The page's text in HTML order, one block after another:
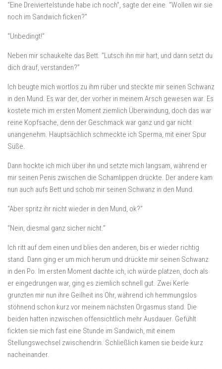
“Eine Dreiviertelstunde habe ich noch”, sagte der eine. “Wollen wir sie
noch im Sandwich ficken?”
“Unbedingt!”
Neben mir schaukelte das Bett. “Lutsch ihn mir hart, und dann setzt du
dich drauf, verstanden?”
Ich beugte mich wortlos zu ihm rüber und steckte mir seinen Schwanz
in den Mund. Es war der, der vorher in meinem Arsch gewesen war. Es
kostete mich im ersten Moment ziemlich Überwindung, doch das war
reine Kopfsache, denn der Geschmack war ganz und gar nicht
unangenehm. Hauptsächlich schmeckte ich Sperma, mit einer Spur
Süße.
Dann hockte ich mich über ihn und setzte mich langsam, während er
mir seinen Penis zwischen die Schamlippen drückte. Der andere kam
nun auch aufs Bett und schob mir seinen Schwanz in den Mund.
“Aber spritz ihr nicht wieder in den Mund, ok?”
“Nein, diesmal ganz sicher nicht.”
Ich ritt auf dem einen und blies den anderen, bis er wieder richtig
stand. Dann ging er um mich herum und drückte mir seinen Schwanz
in den Po. Im ersten Moment dachte ich, ich würde platzen, doch als
er eingedrungen war, ging es ziemlich schnell gut. Zwei Kerle
grunzten mir nun ihre Geilheit ins Ohr, während ich hemmungslos
stöhnend schon kurz vor meinem nächsten Orgasmus stand. Die
beiden hatten inzwischen offensichtlich mehr Ausdauer. Gefühlt
fickten sie mich fast eine Stunde im Sandwich, mit einem
Stellungswechsel zwischendrin. Schließlich kamen sie beide kurz
nacheinander.